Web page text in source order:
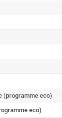
(programme eco)
eco)